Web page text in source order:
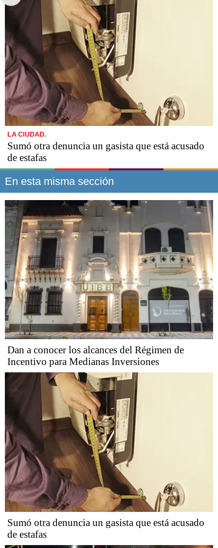
LA CIUDAD.
Sumó otra denuncia un gasista que está acusado
de estafas​​​​​
En esta misma sección
Dan a conocer los alcances del Régimen de
Incentivo para Medianas Inversiones
Sumó otra denuncia un gasista que está acusado
de estafas​​​​​